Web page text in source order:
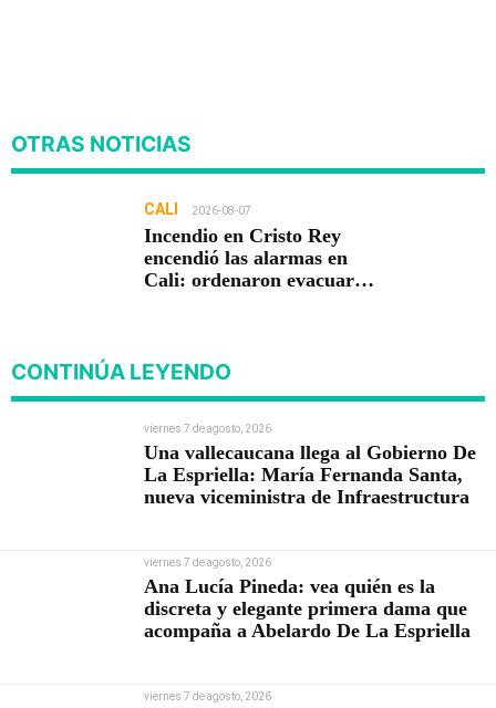
OTRAS NOTICIAS
CALI 2026-08-07
Incendio en Cristo Rey
encendió las alarmas en
Cali: ordenaron evacuar
CONTINÚA LEYENDO
viernes 7 de agosto, 2026
Una vallecaucana llega al Gobierno De
La Espriella: María Fernanda Santa,
nueva viceministra de Infraestructura
viernes 7 de agosto, 2026
Ana Lucía Pineda: vea quién es la
discreta y elegante primera dama que
acompaña a Abelardo De La Espriella
viernes 7 de agosto, 2026